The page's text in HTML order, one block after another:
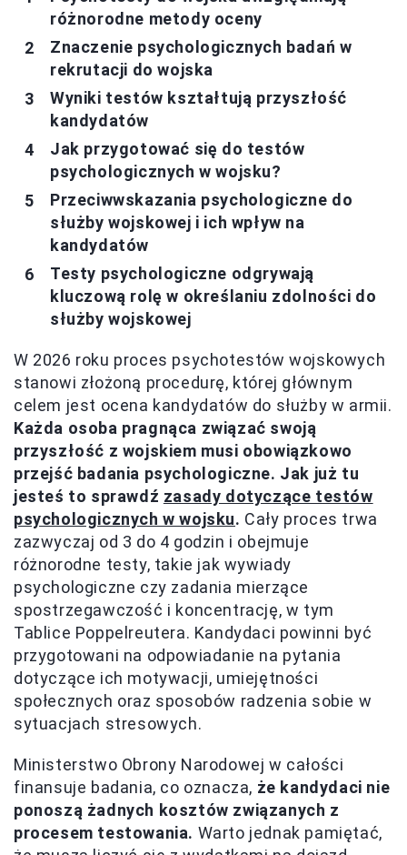
różnorodne metody oceny
Znaczenie psychologicznych badań w
rekrutacji do wojska
Wyniki testów kształtują przyszłość
kandydatów
Jak przygotować się do testów
psychologicznych w wojsku?
Przeciwwskazania psychologiczne do
służby wojskowej i ich wpływ na
kandydatów
Testy psychologiczne odgrywają
kluczową rolę w określaniu zdolności do
służby wojskowej
W 2026 roku proces psychotestów wojskowych
stanowi złożoną procedurę, której głównym
celem jest ocena kandydatów do służby w armii.
Każda osoba pragnąca związać swoją
przyszłość z wojskiem musi obowiązkowo
przejść badania psychologiczne. Jak już tu
jesteś to sprawdź zasady dotyczące testów
psychologicznych w wojsku. Cały proces trwa
zazwyczaj od 3 do 4 godzin i obejmuje
różnorodne testy, takie jak wywiady
psychologiczne czy zadania mierzące
spostrzegawczość i koncentrację, w tym
Tablice Poppelreutera. Kandydaci powinni być
przygotowani na odpowiadanie na pytania
dotyczące ich motywacji, umiejętności
społecznych oraz sposobów radzenia sobie w
sytuacjach stresowych.
Ministerstwo Obrony Narodowej w całości
finansuje badania, co oznacza, że kandydaci nie
ponoszą żadnych kosztów związanych z
procesem testowania. Warto jednak pamiętać,